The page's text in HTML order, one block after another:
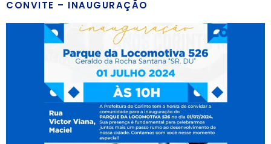
CONVITE – INAUGURAÇÃO